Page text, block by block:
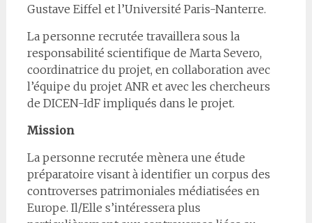
Gustave Eiffel et l’Université Paris-Nanterre.
La personne recrutée travaillera sous la
responsabilité scientifique de Marta Severo,
coordinatrice du projet, en collaboration avec
l’équipe du projet ANR et avec les chercheurs
de DICEN-IdF impliqués dans le projet.
Mission
La personne recrutée mènera une étude
préparatoire visant à identifier un corpus des
controverses patrimoniales médiatisées en
Europe. Il/Elle s’intéressera plus